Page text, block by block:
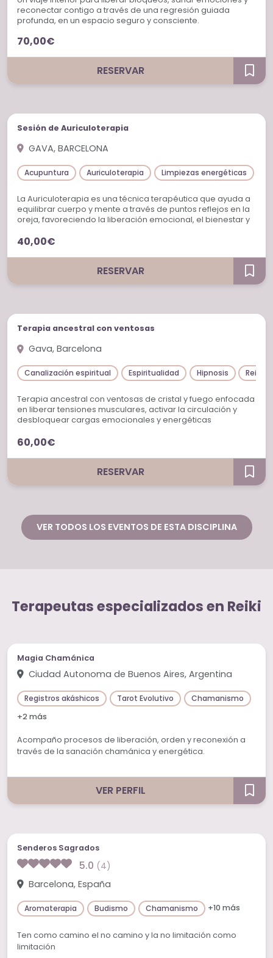
reconectar contigo a través de una regresión guiada
profunda, en un espacio seguro y consciente.
70,00€
RESERVAR
Sesiones individuales
Sesión de Auriculoterapia
GAVA, BARCELONA
Acupuntura Auriculoterapia Limpiezas energéticas
La Auriculoterapia es una técnica terapéutica que ayuda a
equilibrar cuerpo y mente a través de puntos reflejos en la
oreja, favoreciendo la liberación emocional, el bienestar y
40,00€
RESERVAR
Sesiones individuales
Terapia ancestral con ventosas
Gava, Barcelona
Canalización espiritual Espiritualidad Hipnosis Reiki
Terapia ancestral con ventosas de cristal y fuego enfocada
en liberar tensiones musculares, activar la circulación y
desbloquear cargas emocionales y energéticas
ansiedad, contracturas, cansancio emocional e insomnio,
integral.
60,00€
RESERVAR
VER TODOS LOS EVENTOS DE ESTA DISCIPLINA
Terapeutas especializados en Reiki
Magia Chamánica
Ciudad Autonoma de Buenos Aires, Argentina
Registros akáshicos Tarot Evolutivo
Chamanismo
+2 más
Acompaño procesos de liberación, orden y reconexión a
través de la sanación chamánica y energética.
VER PERFIL
Senderos Sagrados
5.0 (4)
Barcelona, España
Aromaterapia Budismo Chamanismo +10 más
Ten como camino el no camino y la no limitación como
limitación